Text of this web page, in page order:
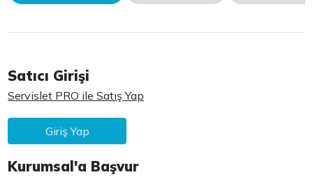
Satıcı Girişi
Servislet PRO ile Satış Yap
Giriş Yap
Kurumsal'a Başvur